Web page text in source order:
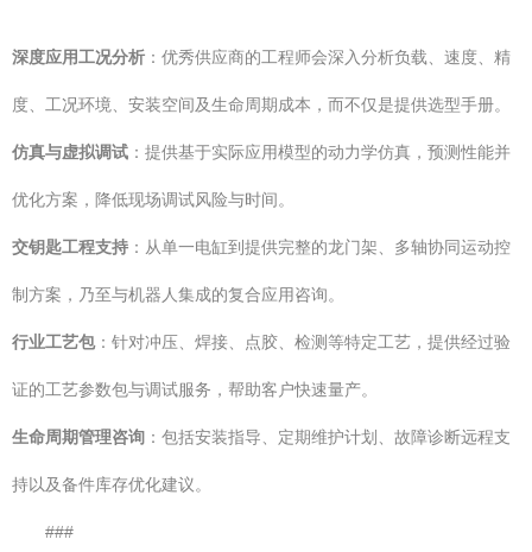
深度应用工况分析 ：优秀供应商的工程师会深入分析负载、速度、精
度、工况环境、安装空间及生命周期成本，而不仅是提供选型手册。
仿真与虚拟调试 ：提供基于实际应用模型的动力学仿真，预测性能并
优化方案，降低现场调试风险与时间。
交钥匙工程支持 ：从单一电缸到提供完整的龙门架、多轴协同运动控
制方案，乃至与机器人集成的复合应用咨询。
行业工艺包：针对冲压、焊接、点胶、检测等特定工艺，提供经过验
证的工艺参数包与调试服务，帮助客户快速量产。
生命周期管理咨询 ：包括安装指导、定期维护计划、故障诊断远程支
持以及备件库存优化建议。
###